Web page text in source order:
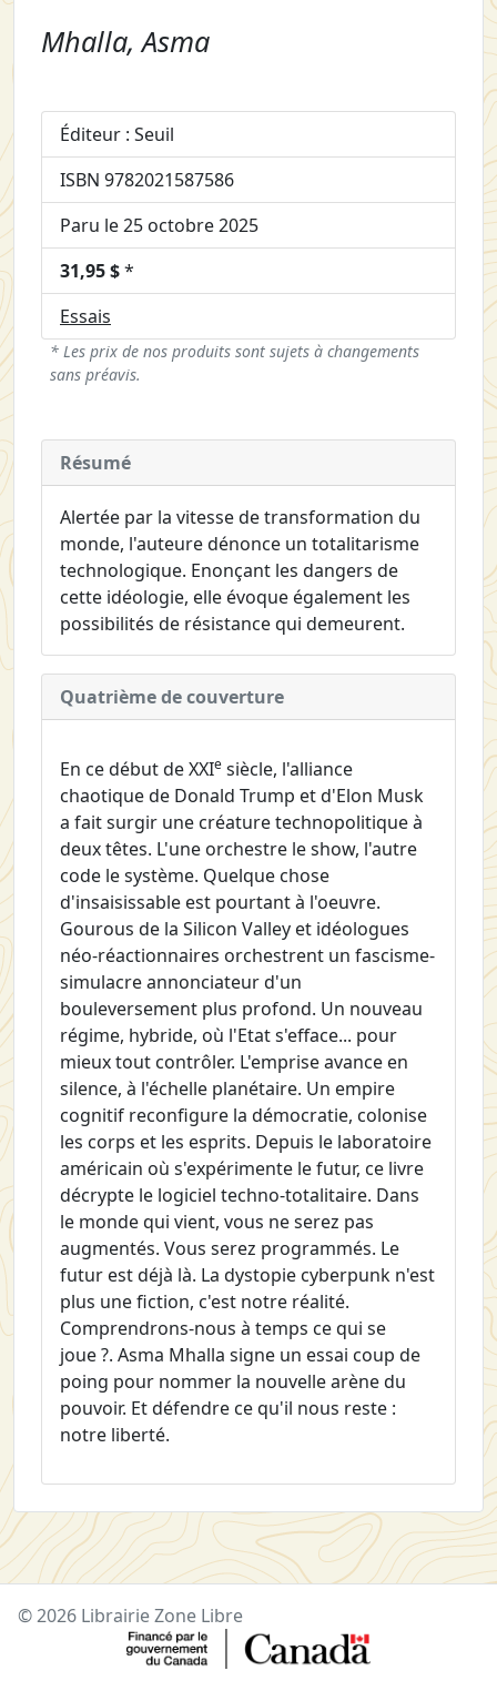
Mhalla, Asma
Éditeur : Seuil
ISBN 9782021587586
Paru le 25 octobre 2025
31,95 $*
Essais
* Les prix de nos produits sont sujets à changements
sans préavis.
Résumé
Alertée par la vitesse de transformation du
monde, l'auteure dénonce un totalitarisme
technologique. Enonçant les dangers de
cette idéologie, elle évoque également les
possibilités de résistance qui demeurent.
Quatrième de couverture
En ce début de XXIe siècle, l'alliance
chaotique de Donald Trump et d'Elon Musk
a fait surgir une créature technopolitique à
deux têtes. L'une orchestre le show, l'autre
code le système. Quelque chose
d'insaisissable est pourtant à l'oeuvre.
Gourous de la Silicon Valley et idéologues
néo-réactionnaires orchestrent un fascisme-
simulacre annonciateur d'un
bouleversement plus profond. Un nouveau
régime, hybride, où l'Etat s'efface... pour
mieux tout contrôler. L'emprise avance en
silence, à l'échelle planétaire. Un empire
cognitif reconfigure la démocratie, colonise
les corps et les esprits. Depuis le laboratoire
américain où s'expérimente le futur, ce livre
décrypte le logiciel techno-totalitaire. Dans
le monde qui vient, vous ne serez pas
augmentés. Vous serez programmés. Le
futur est déjà là. La dystopie cyberpunk n'est
plus une fiction, c'est notre réalité.
Comprendrons-nous à temps ce qui se
joue ?. Asma Mhalla signe un essai coup de
poing pour nommer la nouvelle arène du
pouvoir. Et défendre ce qu'il nous reste :
notre liberté.
© 2026 Librairie Zone Libre